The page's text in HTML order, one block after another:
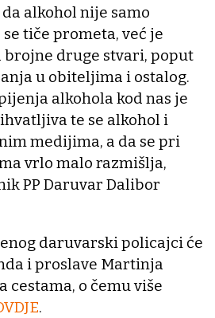
alkohol nije samo
tiče prometa, već je
brojne druge stvari, poput
u obiteljima i ostalog.
alkohola kod nas je
te se alkohol i
medijima, a da se pri
vrlo malo razmišlja,
PP Daruvar Dalibor
daruvarski policajci će
i proslave Martinja
cestama, o čemu više
.